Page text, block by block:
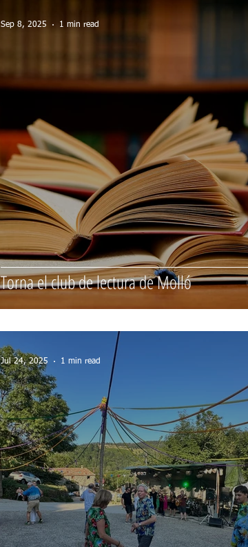
Torna el club de lectura de Molló
Sep 8, 2025 1 min read
Jul 24, 2025 1 min read